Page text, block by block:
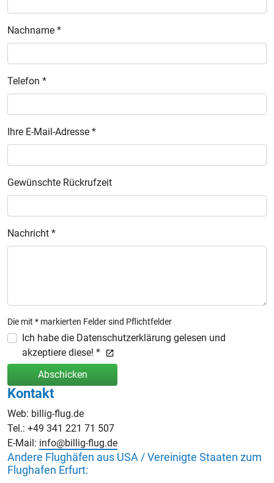
Nachname *
Telefon *
Ihre E-Mail-Adresse *
Gewünschte Rückrufzeit
Nachricht *
Die mit * markierten Felder sind Pflichtfelder
Ich habe die Datenschutzerklärung gelesen und
akzeptiere diese! *
Abschicken
Kontakt
Web: billig-flug.de
Tel.: +49 341 221 71 507
E-Mail: info@billig-flug.de
Andere Flughäfen aus USA / Vereinigte Staaten zum
Flughafen Erfurt: